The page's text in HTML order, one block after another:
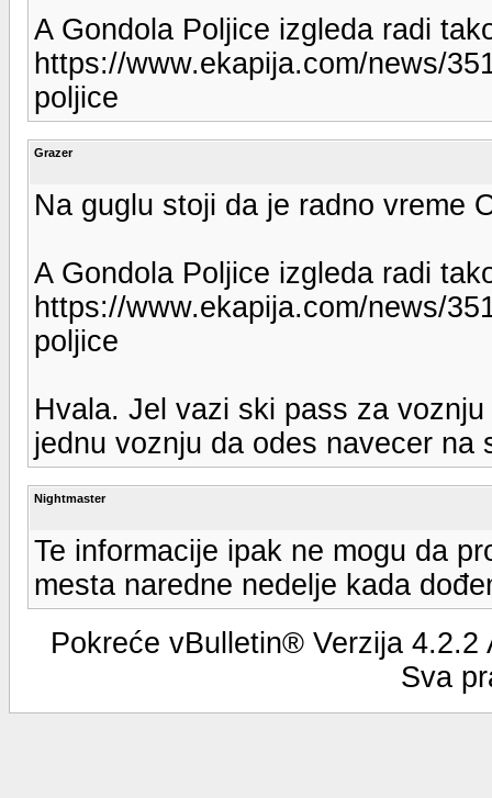
A Gondola Poljice izgleda radi
https://www.ekapija.com/news/
poljice
Grazer
Na guglu stoji da je radno vreme
A Gondola Poljice izgleda radi
https://www.ekapija.com/news/
poljice
Hvala. Jel vazi ski pass za
jednu voznju da odes navecer na
Nightmaster
Te informacije ipak ne mogu da
mesta naredne nedelje kada
Pokreće vBulletin® Verzija
Sva